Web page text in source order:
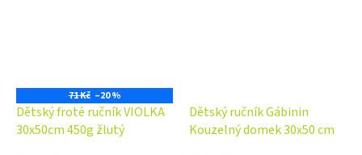
71 Kč –20 %
Dětský froté ručník VIOLKA
30x50cm 450g žlutý
Dětský ručník Gábinin
Kouzelný domek 30x50 cm